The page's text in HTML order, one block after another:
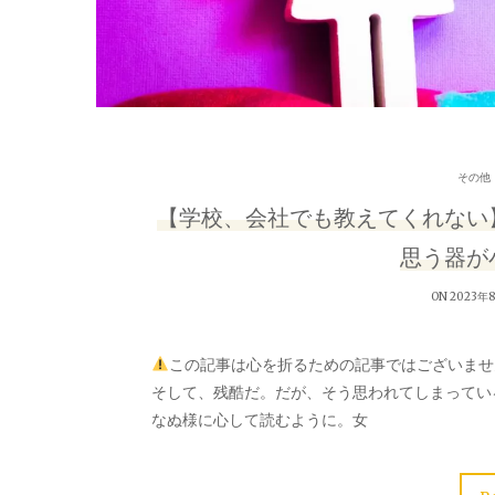
その他
【学校、会社でも教えてくれな
思う器
ON 2023年
この記事は心を折るための記事ではございま
そして、残酷だ。だが、そう思われてしまって
なぬ様に心して読むように。女